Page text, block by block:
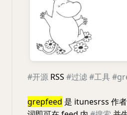
#开源 RSS #过滤#工具
grepfeed 是 itunesrss 作